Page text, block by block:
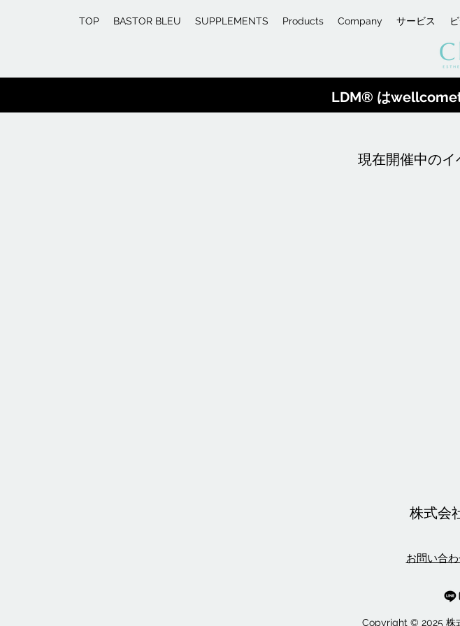
TOP BASTOR BLEU SUPPLEMENTS Products Company サービス
LDM® は
現在開催中の
株式会
お問い合
Copyright © 2025 株